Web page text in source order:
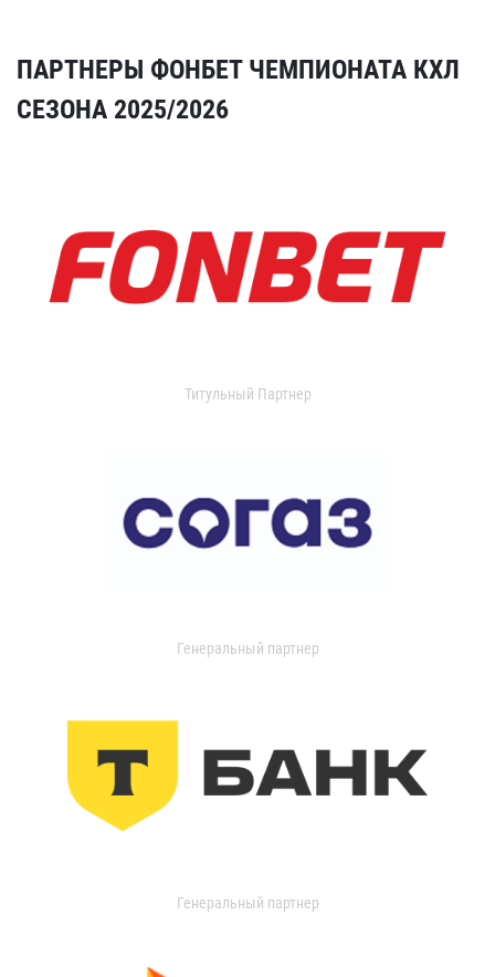
ПАРТНЕРЫ ФОНБЕТ ЧЕМПИОНАТА КХЛ
СЕЗОНА 2025/2026
Титульный Партнер
Генеральный партнер
Генеральный партнер